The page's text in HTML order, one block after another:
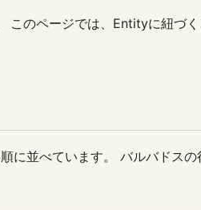
このページでは、Entityに紐づ
並べています。 バルバドスの